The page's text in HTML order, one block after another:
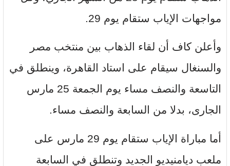
مواجهات الإياب ستقام يوم 29.
وأعلن كاف أن لقاء الذهاب بين منتخب مصر
والسنغال سيقام على استاد القاهرة، وينطلق في
التاسعة والنصف مساء يوم الجمعة 25 مارس
الجارى، بدلا من السابعة والنصف مساء.
أما مباراة الإياب ستقام يوم 29 مارس على
ملعب ديامنيديو الجديد وتنطلق في السابعة